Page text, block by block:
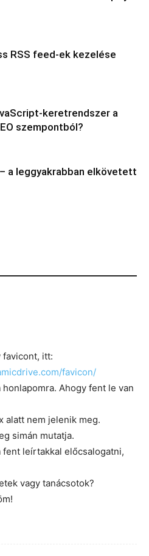
RSS feed-ek kezelése
keretrendszer a
szempontból?
a leggyakrabban elkövetett
favicont, itt:
favicon/
Ahogy fent le van
alatt nem jelenik meg.
simán mutatja.
fent leírtakkal előcsalogatni,
vagy tanácsotok?